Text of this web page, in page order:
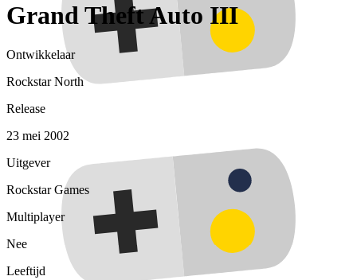
Grand Theft Auto III
Ontwikkelaar
Rockstar North
Release
23 mei 2002
Uitgever
Rockstar Games
Multiplayer
Nee
Leeftijd